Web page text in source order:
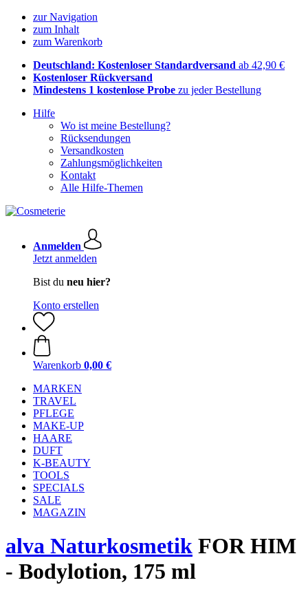
zur Navigation
zum Inhalt
zum Warenkorb
Deutschland: Kostenloser Standardversand ab 42,90 €
Kostenloser Rückversand
Mindestens 1 kostenlose Probe zu jeder Bestellung
Hilfe
Wo ist meine Bestellung?
Rücksendungen
Versandkosten
Zahlungsmöglichkeiten
Kontakt
Alle Hilfe-Themen
Anmelden
Jetzt anmelden
Bist du neu hier?
Konto erstellen
Warenkorb 0,00 €
MARKEN
TRAVEL
PFLEGE
MAKE-UP
HAARE
DUFT
K-BEAUTY
TOOLS
SPECIALS
SALE
MAGAZIN
alva Naturkosmetik FOR HIM
- Bodylotion, 175 ml